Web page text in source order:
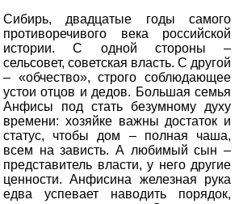
Сибирь, двадцатые годы самого
противоречивого века российской
истории. С одной стороны –
сельсовет, советская власть. С другой
– «обчество», строго соблюдающее
устои отцов и дедов. Большая семья
Анфисы под стать безумному духу
времени: хозяйке важны достаток и
статус, чтобы дом – полная чаша,
всем на зависть. А любимый сын –
представитель власти, у него другие
ценности. Анфисина железная рука
едва успевает наводить порядок,